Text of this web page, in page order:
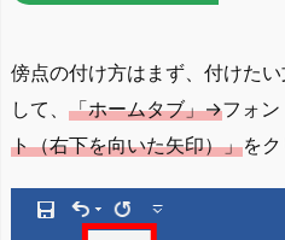
傍点の付け方はまず、付けた
して、 「ホームタブ」→フォ
ト（右下を向いた矢印）」を